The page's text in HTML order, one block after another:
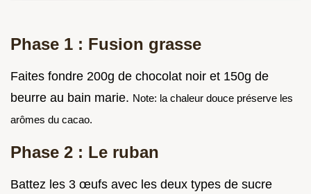
Phase 1 : Fusion grasse
Faites fondre 200g de chocolat noir et 150g de
beurre au bain marie. Note: la chaleur douce préserve les
arômes du cacao.
Phase 2 : Le ruban
Battez les 3 œufs avec les deux types de sucre